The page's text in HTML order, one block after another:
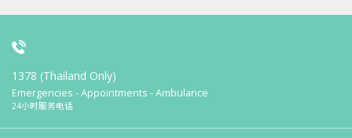
1378 (Thailand Only)
Emergencies - Appointments - Ambulance
24小时服务电话